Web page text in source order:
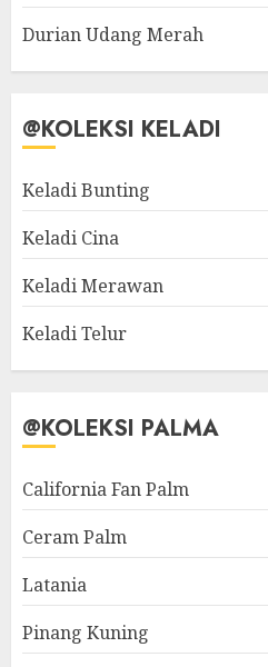
Durian Udang Merah
@KOLEKSI KELADI
Keladi Bunting
Keladi Cina
Keladi Merawan
Keladi Telur
@KOLEKSI PALMA
California Fan Palm
Ceram Palm
Latania
Pinang Kuning